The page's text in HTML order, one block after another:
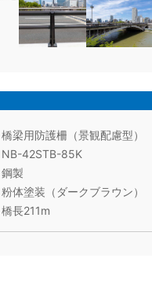
橋梁用防護柵（景観配慮型）
NB-42STB-85K
鋼製
粉体塗装（ダークブラウン）
橋長211m